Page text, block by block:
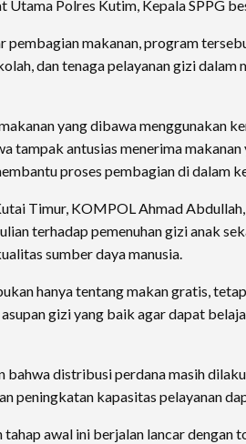
Utama Polres Kutim, Kepala SPPG
pembagian makanan, program
dan tenaga pelayanan gizi
yang dibawa menggunakan
tampak antusias menerima
proses pembagian di dalam
Timur, KOMPOL Ahmad
terhadap pemenuhan gizi anak
sumber daya manusia.
hanya tentang makan gratis,
gizi yang baik agar dapat
bahwa distribusi perdana masih
peningkatan kapasitas pelayanan
tahap awal ini berjalan lancar dengan